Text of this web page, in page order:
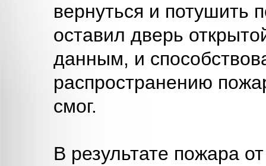
вернуться и потушить
оставил дверь
данным, и
распространению
смог.
В результате пожара